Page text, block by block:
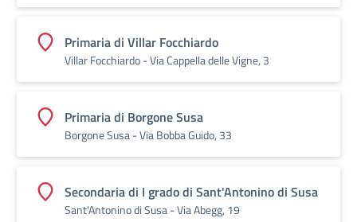
Primaria di Villar Focchiardo
Villar Focchiardo - Via Cappella delle Vigne, 3
Primaria di Borgone Susa
Borgone Susa - Via Bobba Guido, 33
Secondaria di I grado di Sant'Antonino di Susa
Sant'Antonino di Susa - Via Abegg, 19